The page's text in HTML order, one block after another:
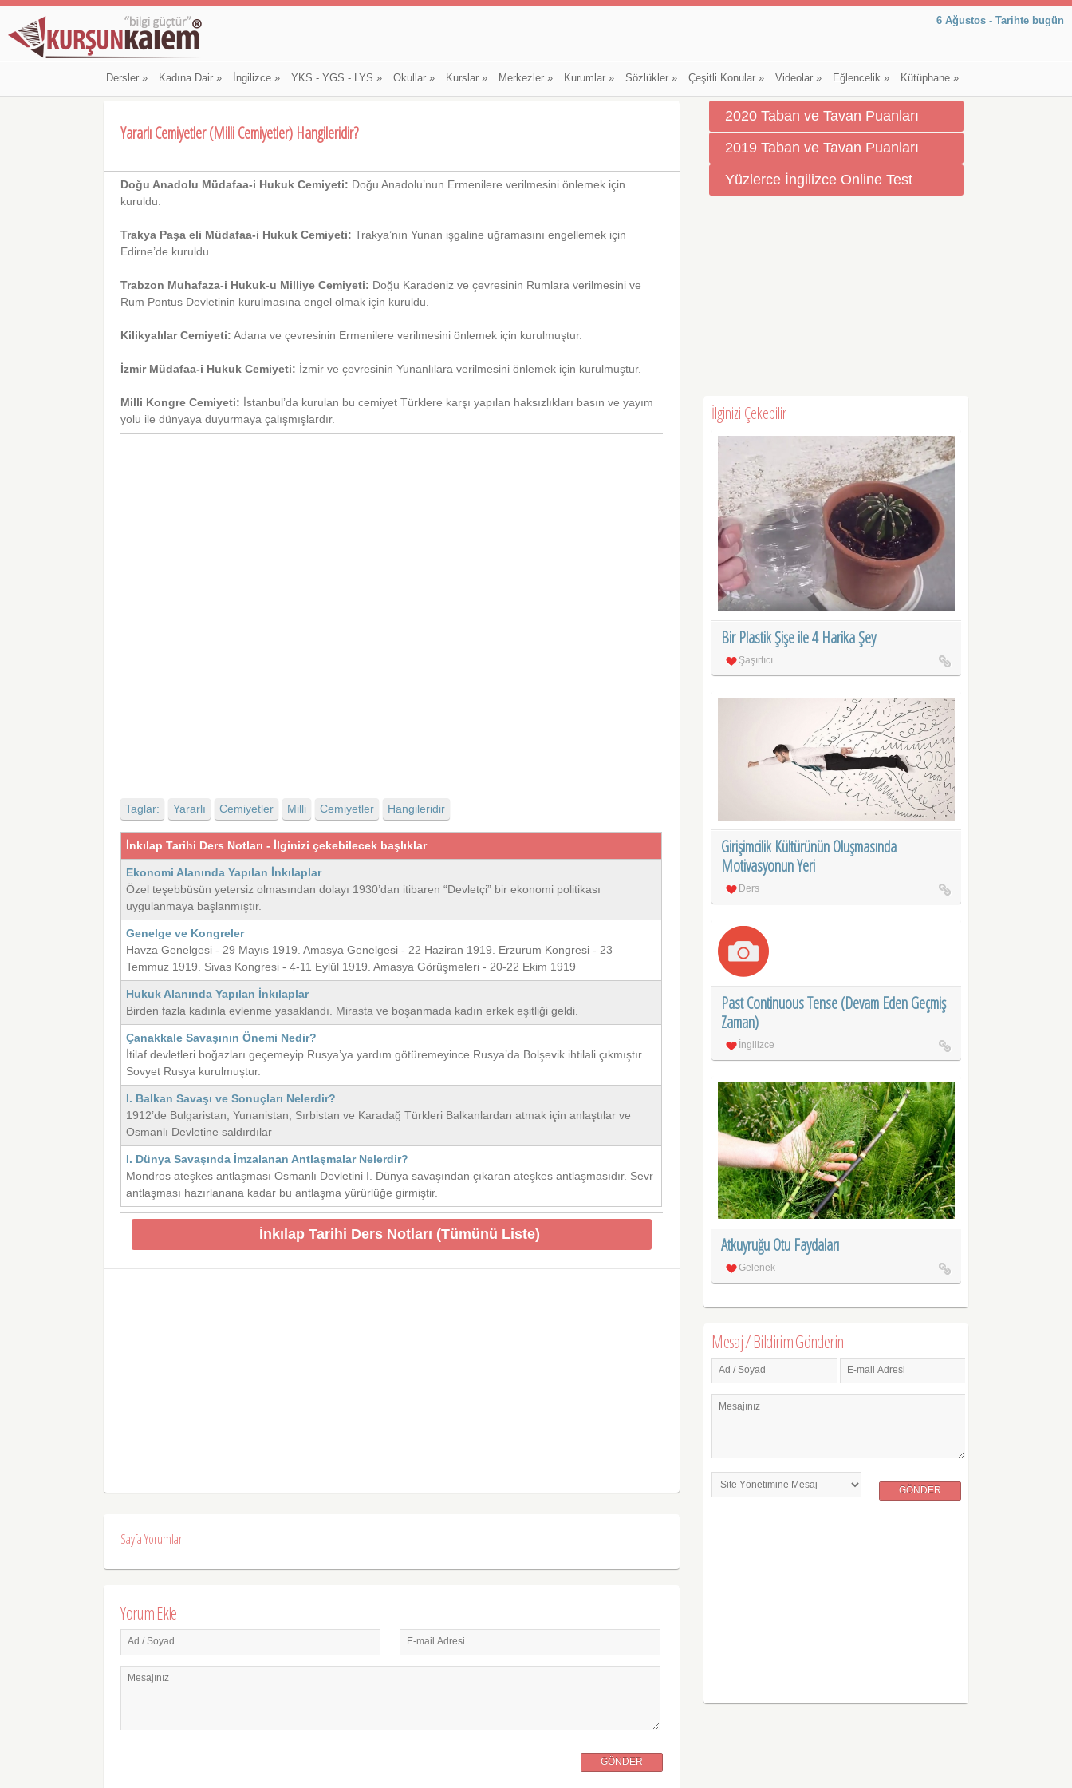
6 Ağustos - Tarihte bugün
Dersler» Kadına Dair» İngilizce» YKS - YGS - LYS » Okullar» Kurslar» Merkezler» Kurumlar» Sözlükler» Çeşitli Konular» Videolar» Eğlencelik» Kütüphane»
Yararlı Cemiyetler (Milli Cemiyetler) Hangileridir?
Doğu Anadolu Müdafaa-i Hukuk Cemiyeti: Doğu Anadolu’nun Ermenilere verilmesini önlemek için
kuruldu.
Trakya Paşa eli Müdafaa-i Hukuk Cemiyeti: Trakya’nın Yunan işgaline uğramasını engellemek için
Edirne’de kuruldu.
Trabzon Muhafaza-i Hukuk-u Milliye Cemiyeti: Doğu Karadeniz ve çevresinin Rumlara verilmesini ve
Rum Pontus Devletinin kurulmasına engel olmak için kuruldu.
Kilikyalılar Cemiyeti: Adana ve çevresinin Ermenilere verilmesini önlemek için kurulmuştur.
İzmir Müdafaa-i Hukuk Cemiyeti: İzmir ve çevresinin Yunanlılara verilmesini önlemek için kurulmuştur.
Milli Kongre Cemiyeti: İstanbul’da kurulan bu cemiyet Türklere karşı yapılan haksızlıkları basın ve yayım
yolu ile dünyaya duyurmaya çalışmışlardır.
Taglar: Yararlı Cemiyetler Milli Cemiyetler Hangileridir
İnkılap Tarihi Ders Notları - İlginizi çekebilecek başlıklar
Ekonomi Alanında Yapılan İnkılaplar
Özel teşebbüsün yetersiz olmasından dolayı 1930’dan itibaren “Devletçi” bir ekonomi politikası
uygulanmaya başlanmıştır.
Genelge ve Kongreler
Havza Genelgesi - 29 Mayıs 1919. Amasya Genelgesi - 22 Haziran 1919. Erzurum Kongresi - 23
Temmuz 1919. Sivas Kongresi - 4-11 Eylül 1919. Amasya Görüşmeleri - 20-22 Ekim 1919
Hukuk Alanında Yapılan İnkılaplar
Birden fazla kadınla evlenme yasaklandı. Mirasta ve boşanmada kadın erkek eşitliği geldi.
Çanakkale Savaşının Önemi Nedir?
İtilaf devletleri boğazları geçemeyip Rusya’ya yardım götüremeyince Rusya’da Bolşevik ihtilali çıkmıştır.
Sovyet Rusya kurulmuştur.
I. Balkan Savaşı ve Sonuçları Nelerdir?
1912’de Bulgaristan, Yunanistan, Sırbistan ve Karadağ Türkleri Balkanlardan atmak için anlaştılar ve
Osmanlı Devletine saldırdılar
I. Dünya Savaşında İmzalanan Antlaşmalar Nelerdir?
Mondros ateşkes antlaşması Osmanlı Devletini I. Dünya savaşından çıkaran ateşkes antlaşmasıdır. Sevr
antlaşması hazırlanana kadar bu antlaşma yürürlüğe girmiştir.
İnkılap Tarihi Ders Notları (Tümünü Liste)
Sayfa Yorumları
Yorum Ekle
Ad / Soyad E-mail Adresi
Mesajınız
GÖNDER
2020 Taban ve Tavan Puanları
2019 Taban ve Tavan Puanları
Yüzlerce İngilizce Online Test
İlginizi Çekebilir
Bir Plastik Şişe ile 4 Harika Şey
Şaşırtıcı
Girişimcilik Kültürünün Oluşmasında
Motivasyonun Yeri
Ders
Past Continuous Tense (Devam Eden Geçmiş
Zaman)
İngilizce
Atkuyruğu Otu Faydaları
Gelenek
Mesaj / Bildirim Gönderin
Ad / Soyad E-mail Adresi
Mesajınız
GÖNDER